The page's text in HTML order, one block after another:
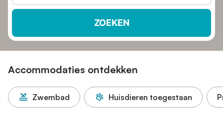
ZOEKEN
Accommodaties ontdekken
Zwembad Huisdieren toegestaan